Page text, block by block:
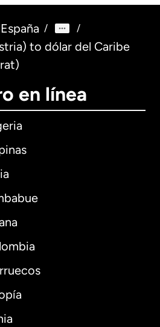
/ /
to dólar del Caribe
en línea